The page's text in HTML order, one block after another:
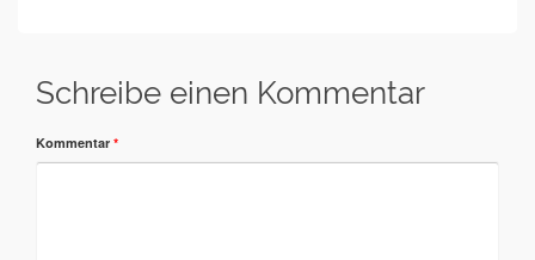
Schreibe einen Kommentar
Kommentar *